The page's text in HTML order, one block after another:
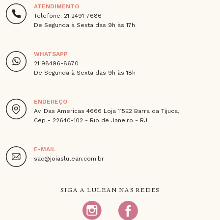
ATENDIMENTO
Telefone: 21 2491-7686
De Segunda à Sexta das 9h às 17h
WHATSAPP
21 98496-8670
De Segunda à Sexta das 9h às 18h
ENDEREÇO
Av. Das Americas 4666 Loja 115E2 Barra da Tijuca,
Cep - 22640-102 - Rio de Janeiro - RJ
E-MAIL
sac@joiaslulean.com.br
SIGA A LULEAN NAS REDES